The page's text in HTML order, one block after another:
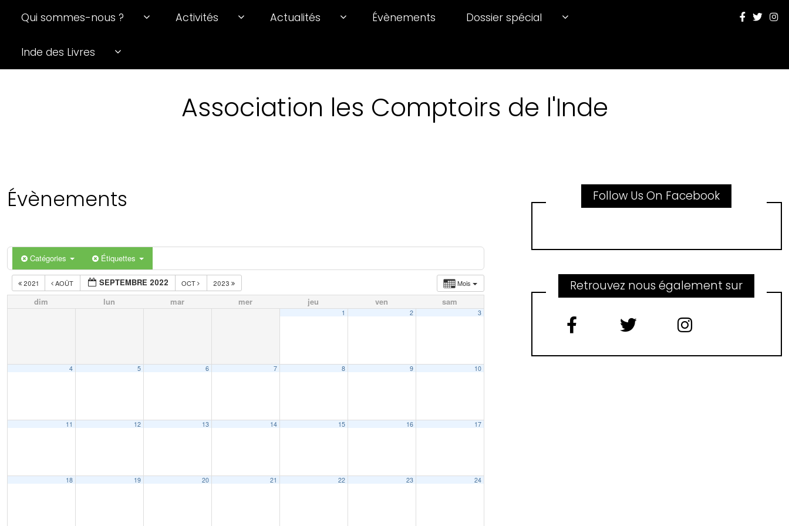
Qui sommes-nous ? Activités Actualités Évènements Dossier spécial
Inde des Livres
Association les Comptoirs de l'Inde
Évènements
Catégories Étiquettes
Mois
2021 AOÛT SEPTEMBRE 2022 OCT 2023
dim lun mar mer jeu ven sam
1 2 3
4 5 6 7 8 9 10
11 12 13 14 15 16 17
18 19 20 21 22 23 24
Follow Us On Facebook
Retrouvez nous également sur